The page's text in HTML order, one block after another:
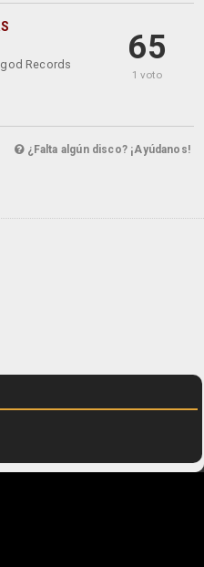
Records 65
1 voto
¿Falta algún disco? ¡Ayúdanos!